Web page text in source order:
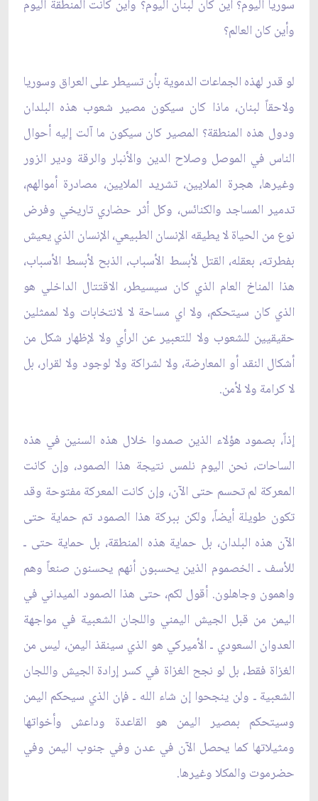
سوريا اليوم؟ أين كان لبنان اليوم؟ وأين كانت المنطقة اليوم
وأين كان العالم؟
لو قدر لهذه الجماعات الدموية بأن تسيطر على العراق وسوريا
ولاحقاً لبنان، ماذا كان سيكون مصير شعوب هذه البلدان
ودول هذه المنطقة؟ المصير كان سيكون ما آلت إليه أحوال
الناس في الموصل وصلاح الدين والأنبار والرقة ودير الزور
وغيرها، هجرة الملايين، تشريد الملايين، مصادرة أموالهم،
تدمير المساجد والكنائس، وكل أثر حضاري تاريخي وفرض
نوع من الحياة لا يطيقه الإنسان الطبيعي، الإنسان الذي يعيش
بفطرته، بعقله، القتل لأبسط الأسباب، الذبح لأبسط الأسباب،
هذا المناخ العام الذي كان سيسيطر، الاقتتال الداخلي هو
الذي كان سيتحكم، ولا اي مساحة لا لانتخابات ولا لممثلين
حقيقيين للشعوب ولا للتعبير عن الرأي ولا لإظهار شكل من
أشكال النقد أو المعارضة، ولا لشراكة ولا لوجود ولا لقرار، بل
لا كرامة ولا لأمن.
إذاً، بصمود هؤلاء الذين صمدوا خلال هذه السنين في هذه
الساحات، نحن اليوم نلمس نتيجة هذا الصمود، وإن كانت
المعركة لم تحسم حتى الآن، وإن كانت المعركة مفتوحة وقد
تكون طويلة أيضاً، ولكن ببركة هذا الصمود تم حماية حتى
الآن هذه البلدان، بل حماية هذه المنطقة، بل حماية حتى ـ
للأسف ـ الخصموم الذين يحسبون أنهم يحسنون صنعاً وهم
واهمون وجاهلون. أقول لكم، حتى هذا الصمود الميداني في
اليمن من قبل الجيش اليمني واللجان الشعبية في مواجهة
العدوان السعودي ـ الأميركي هو الذي سينقذ اليمن، ليس من
الغزاة فقط، بل لو نجح الغزاة في كسر إرادة الجيش واللجان
الشعبية ـ ولن ينجحوا إن شاء الله ـ فإن الذي سيحكم اليمن
وسيتحكم بمصير اليمن هو القاعدة وداعش وأخواتها
ومثيلاتها كما يحصل الآن في عدن وفي جنوب اليمن وفي
حضرموت والمكلا وغيرها.